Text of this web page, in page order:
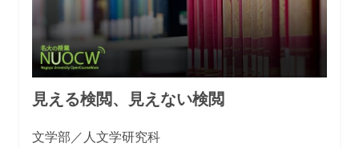
分野も学べます。研究科で学ぶ学問は、学部より専門性
が高いことは言うまでもありませんが、複数の学問領域
を跨ぐ形で学位プログラムが設定されていて、専門性と
同時に、広い視野も身につけられるカリキュラムが、人
文学研究科の教育の特徴になっています。
たかもしれません。大学でも、学問の方法や研究の基礎
見える検閲、見えない検閲
文学部／人文学研究科